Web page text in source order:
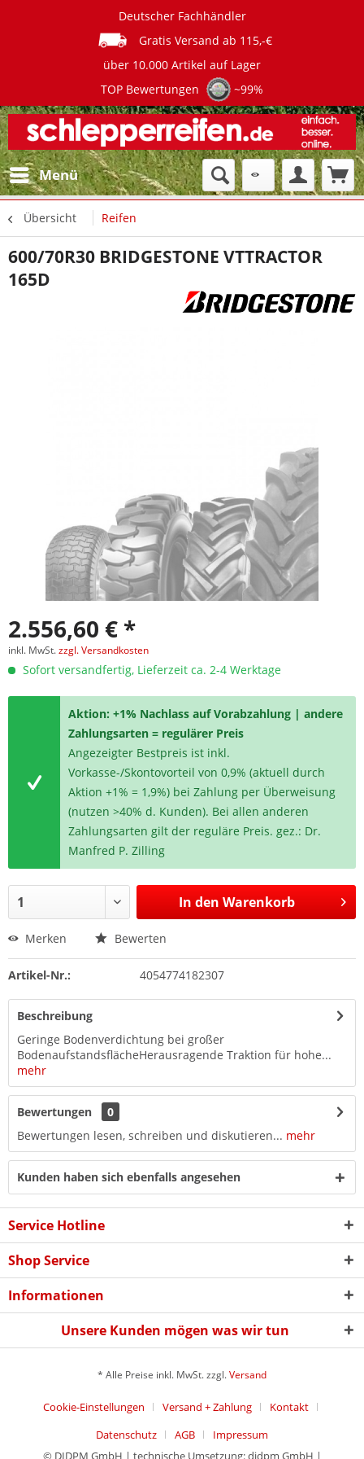
Deutscher Fachhändler
Gratis Versand ab 115,-€
über 10.000 Artikel auf Lager
TOP Bewertungen
~99%
Menü
Übersicht Reifen
600/70R30 BRIDGESTONE VTTRACTOR
165D
2.556,60 € *
inkl. MwSt.zzgl. Versandkosten
Sofort versandfertig, Lieferzeit ca. 2-4 Werktage
Aktion: +1% Nachlass auf Vorabzahlung | andere
Zahlungsarten = regulärer Preis
Angezeigter Bestpreis ist inkl.
Vorkasse-/Skontovorteil von 0,9% (aktuell durch
Aktion +1% = 1,9%) bei Zahlung per Überweisung
(nutzen >40% d. Kunden). Bei allen anderen
Zahlungsarten gilt der reguläre Preis. gez.: Dr.
Manfred P. Zilling
In den Warenkorb
Merken Bewerten
Artikel-Nr.: 4054774182307
Beschreibung
Geringe Bodenverdichtung bei großer
BodenaufstandsflächeHerausragende Traktion für hohe...
mehr
Bewertungen
0
Bewertungen lesen, schreiben und diskutieren... mehr
Kunden haben sich ebenfalls angesehen
Service Hotline
Shop Service
Informationen
Unsere Kunden mögen was wir tun
* Alle Preise inkl. MwSt. zzgl.Versand
Cookie-Einstellungen Versand + Zahlung
Kontakt
Datenschutz
AGB
Impressum
© DIDPM GmbH | technische Umsetzung: didpm GmbH |